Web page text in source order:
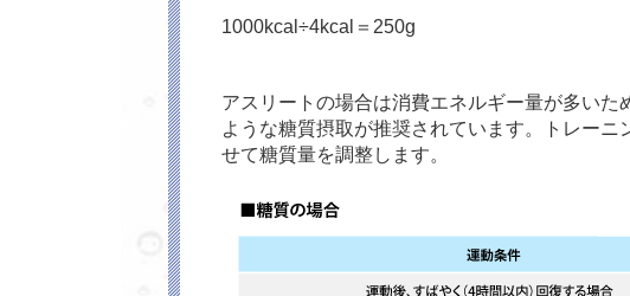
1000kcal÷4kcal＝250g
アスリートの場合は消費エネルギー量が多い
ような糖質摂取が推奨されています。トレー
せて糖質量を調整します。